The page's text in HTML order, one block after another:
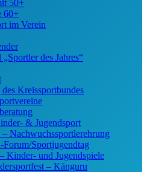
50+
60+
im Verein
des Jahres“
Kreissportbundes
& Jugendsport
– Nach­wuchs­sportler­ehrung
Forum/Sport­jugend­tag
Kinder- und Jugendspiele
– Känguru